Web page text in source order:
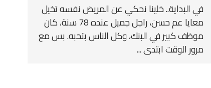
في البداية.. خلينا نحكي عن المريض نفسه تخيل
معايا عم حسن، راجل جميل عنده 78 سنة، كان
موظف كبير في البنك، وكل الناس بتحبه. بس مع
مرور الوقت ابتدى ...